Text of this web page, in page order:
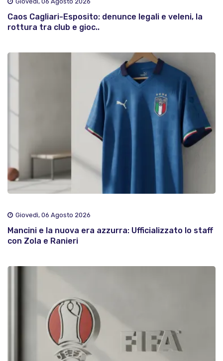
Caos Cagliari-Esposito: denunce legali e veleni, la
rottura tra club e gioc..
Giovedì, 06 Agosto 2026
Mancini e la nuova era azzurra: Ufficializzato lo staff
con Zola e Ranieri